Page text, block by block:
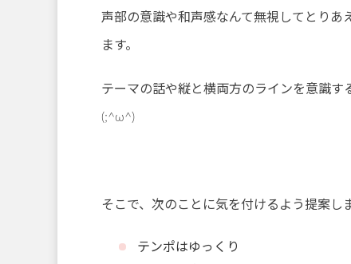
声部の意識や和声感なんて無視してとり
ます。
テーマの話や縦と横両方のラインを意識
(;^ω^)
そこで、次のことに気を付けるよう提案し
テンポはゆっくり